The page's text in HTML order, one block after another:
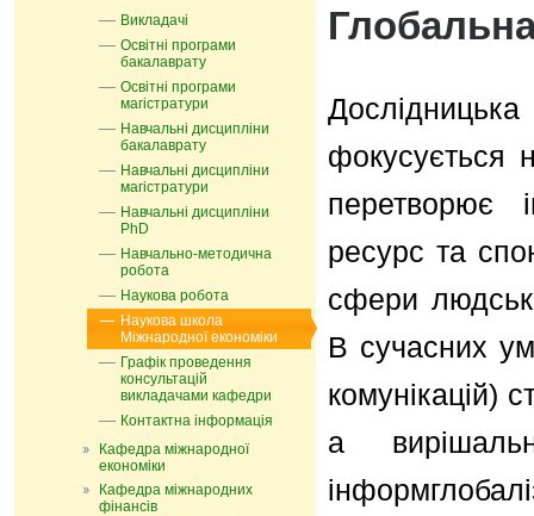
Викладачі
Освітні програми
бакалаврату
Освітні програми
магістратури
Навчальні дисципліни
бакалаврату
Навчальні дисципліни
магістратури
Навчальні дисципліни
PhD
Навчально-методична
робота
Наукова робота
Наукова школа
Міжнародної економіки
Графік проведення
консультацій
викладачами кафедри
Контактна інформація
Кафедра міжнародної
економіки
Кафедра міжнародних
фінансів
Глобальна
фокусується
перетворює
ресурс та
сфери
В сучасних
комунікацій)
а